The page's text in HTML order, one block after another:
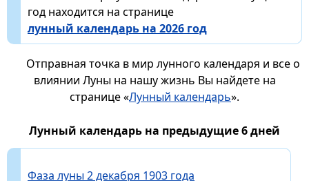
год находится на странице
лунный календарь на 2026 год
Отправная точка в мир лунного календаря и все о
влиянии Луны на нашу жизнь Вы найдете на
странице «Лунный календарь».
Лунный календарь на предыдущие 6 дней
Фаза луны 2 декабря 1903 года